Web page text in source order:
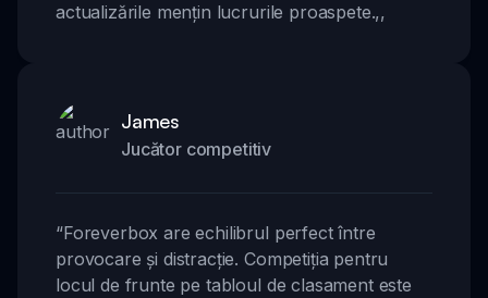
actualizările mențin lucrurile proaspete.,,
James
Jucător competitiv
“Foreverbox are echilibrul perfect între
provocare și distracție. Competiția pentru
locul de frunte pe tabloul de clasament este